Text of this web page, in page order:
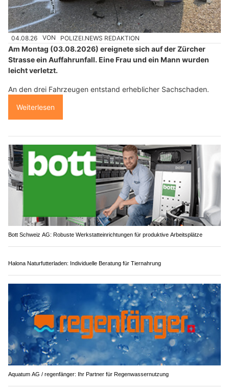
04.08.26 VON POLIZEI.NEWS REDAKTION
Am Montag (03.08.2026) ereignete sich auf der Zürcher
Strasse ein Auffahrunfall. Eine Frau und ein Mann wurden
leicht verletzt.
An den drei Fahrzeugen entstand erheblicher Sachschaden.
Weiterlesen
Bott Schweiz AG: Robuste Werkstatteinrichtungen für produktive Arbeitsplätze
Halona Naturfutterladen: Individuelle Beratung für Tiernahrung